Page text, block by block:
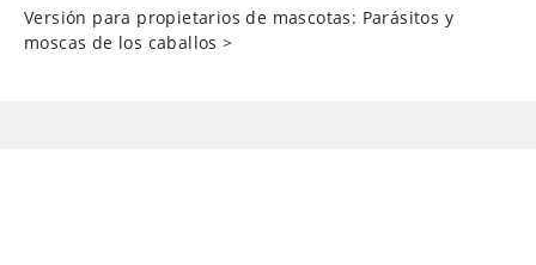
Versión para propietarios de mascotas: Parásitos y
moscas de los caballos >